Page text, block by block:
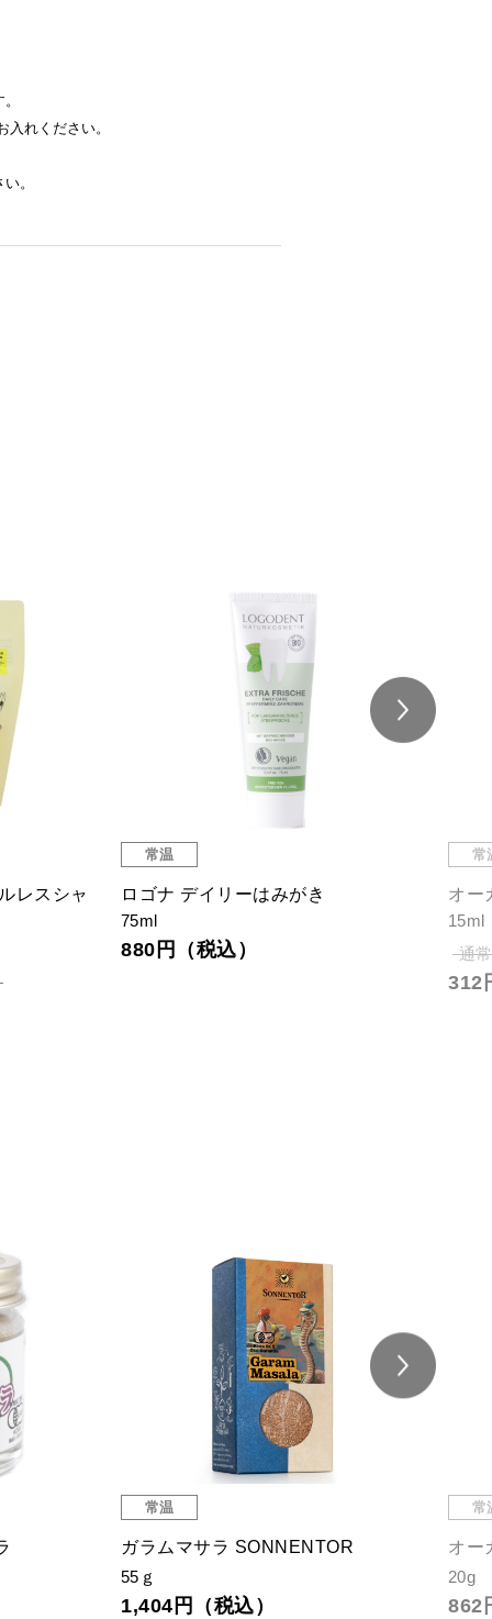
入れください。
。
レスシャ
常温
ロゴナ デイリーはみがき
75ml
880円（税込）
常
オー
15ml
通
312
常温
ガラムマサラ SONNENTOR
55ｇ
1,404円（税込）
常
オー
20g
862